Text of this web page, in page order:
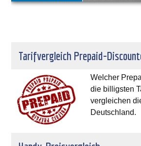
Tarifvergleich Prepaid-
Welcher
die billigsten
vergleichen
Deutschland.